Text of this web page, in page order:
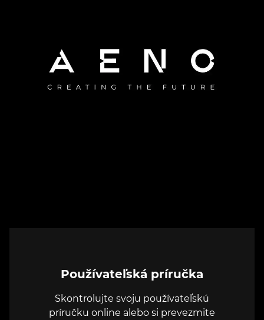
Používateľská príručka
Skontrolujte svoju používateľskú
príručku online alebo si prevezmite